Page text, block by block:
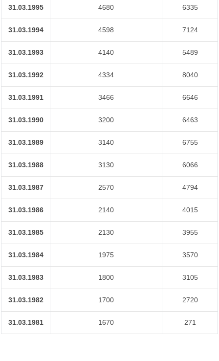
31.03.1995 4680 6335
31.03.1994 4598 7124
31.03.1993 4140 5489
31.03.1992 4334 8040
31.03.1991 3466 6646
31.03.1990 3200 6463
31.03.1989 3140 6755
31.03.1988 3130 6066
31.03.1987 2570 4794
31.03.1986 2140 4015
31.03.1985 2130 3955
31.03.1984 1975 3570
31.03.1983 1800 3105
31.03.1982 1700 2720
31.03.1981 1670 271